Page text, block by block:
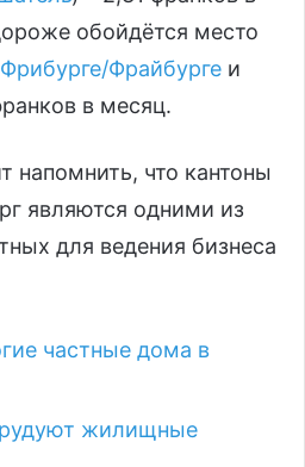
обойдётся место
Фрибурге/Фрайбурге и
в месяц.
напомнить, что кантоны
являются одними из
для ведения бизнеса
частные дома в
жилищные